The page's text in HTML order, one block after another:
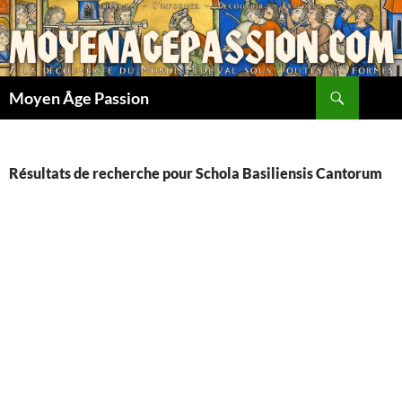
Aller
au
contenu
Moyen Âge Passion
Résultats de recherche pour Schola Basiliensis Cantorum